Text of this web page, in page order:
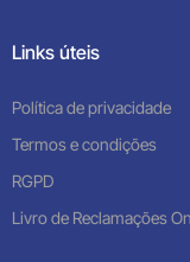
Links úteis
Política de privacidade
Termos e condições
RGPD
Livro de Reclamações